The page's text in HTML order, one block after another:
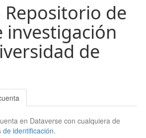
Repositorio de
investigación
de
en Dataverse con cualquiera de
de identificación.